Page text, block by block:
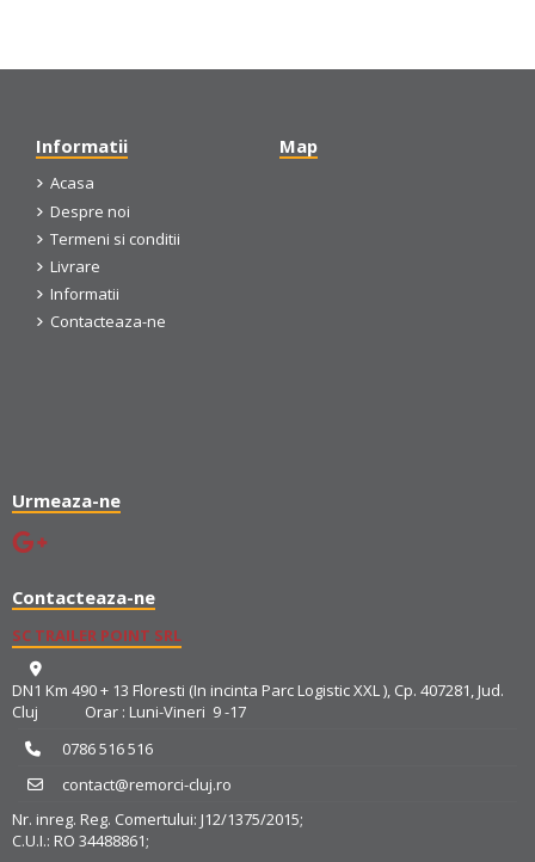
Informatii
Acasa
Despre noi
Termeni si conditii
Livrare
Informatii
Contacteaza-ne
Map
Urmeaza-ne
Contacteaza-ne
SC TRAILER POINT SRL
DN1 Km 490 + 13 Floresti (In incinta Parc Logistic XXL ), Cp. 407281, Jud.
Cluj Orar : Luni-Vineri 9 -17
0786 516 516
contact@remorci-cluj.ro
Nr. inreg. Reg. Comertului: J12/1375/2015;
C.U.I.: RO 34488861;